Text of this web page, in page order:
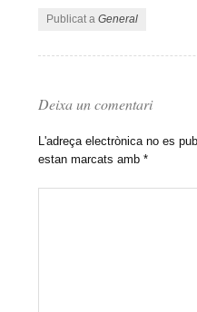
Publicat aGeneral
Deixa un comentari
L'adreça electrònica no es
estan marcats amb*